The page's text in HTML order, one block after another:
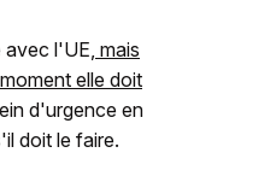
avec l'UE, mais
elle doit
d'urgence en
doit le faire.